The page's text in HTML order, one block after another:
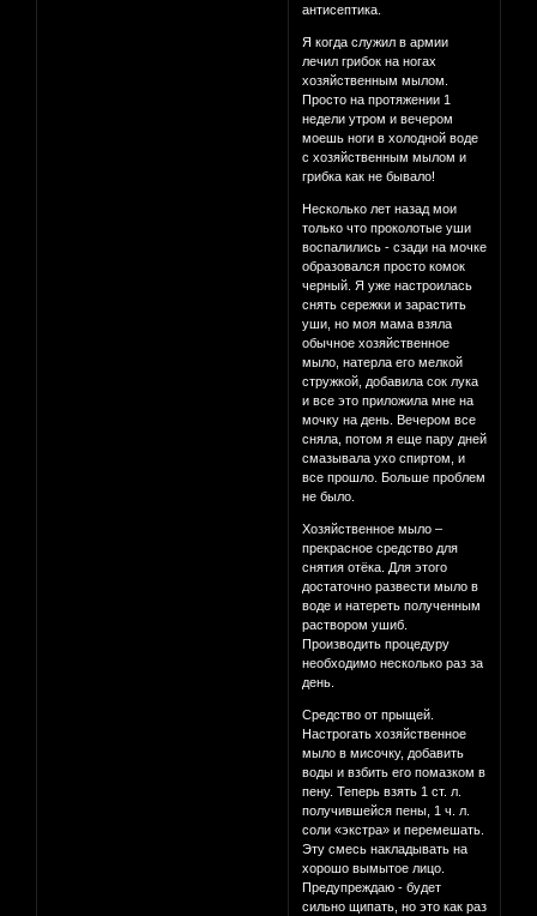
антисептика.
Я когда служил в армии
лечил грибок на ногах
хозяйственным мылом.
Просто на протяжении 1
недели утром и вечером
моешь ноги в холодной воде
с хозяйственным мылом и
грибка как не бывало!
Несколько лет назад мои
только что проколотые уши
воспалились - сзади на мочке
образовался просто комок
черный. Я уже настроилась
снять сережки и зарастить
уши, но моя мама взяла
обычное хозяйственное
мыло, натерла его мелкой
стружкой, добавила сок лука
и все это приложила мне на
мочку на день. Вечером все
сняла, потом я еще пару дней
смазывала ухо спиртом, и
все прошло. Больше проблем
не было.
Хозяйственное мыло –
прекрасное средство для
снятия отёка. Для этого
достаточно развести мыло в
воде и натереть полученным
раствором ушиб.
Производить процедуру
необходимо несколько раз за
день.
Средство от прыщей.
Настрогать хозяйственное
мыло в мисочку, добавить
воды и взбить его помазком в
пену. Теперь взять 1 ст. л.
получившейся пены, 1 ч. л.
соли «экстра» и перемешать.
Эту смесь накладывать на
хорошо вымытое лицо.
Предупреждаю - будет
сильно щипать, но это как раз